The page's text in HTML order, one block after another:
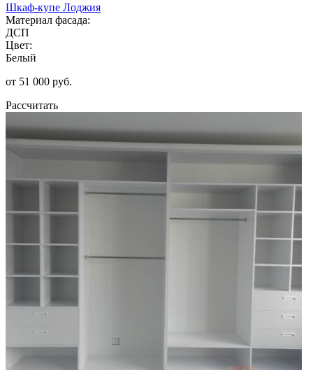
Шкаф-купе Лоджия
Материал фасада:
ДСП
Цвет:
Белый
от 51 000 руб.
Рассчитать